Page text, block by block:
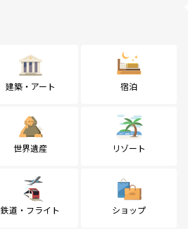
建築・アート 宿泊
世界遺産 リゾート
鉄道・フライト ショップ